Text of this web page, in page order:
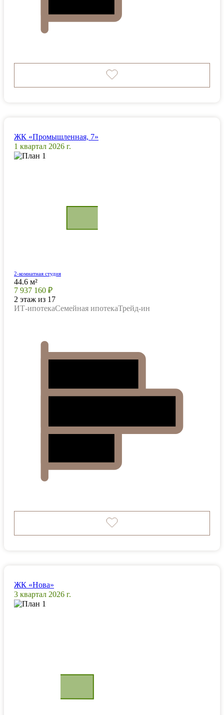
ЖК «Промышленная, 7»
1 квартал 2026 г.
2-комнатная студия
44.6 м²
7 937 160 ₽
2 этаж из 17
ИТ-ипотекаСемейная ипотекаТрейд-ин
ЖК «Нова»
3 квартал 2026 г.